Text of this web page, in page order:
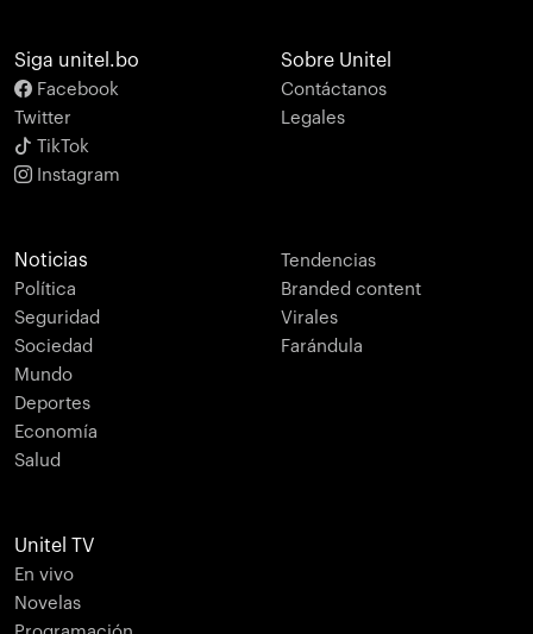
Siga unitel.bo
Facebook
Twitter
TikTok
Instagram
Sobre Unitel
Contáctanos
Legales
Noticias
Política
Seguridad
Sociedad
Mundo
Deportes
Economía
Salud
Tendencias
Branded content
Virales
Farándula
Unitel TV
En vivo
Novelas